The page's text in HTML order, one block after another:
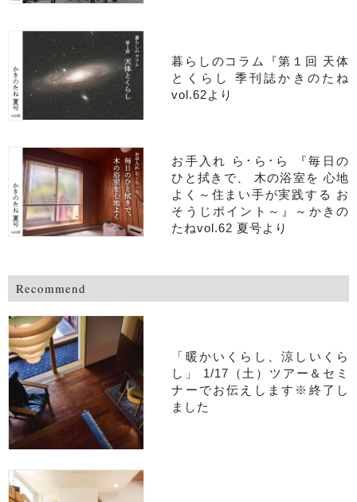
暮らしのコラム『第１回 天体
とくらし 季刊誌かきのたね
vol.62より
お手入れ ら･ら･ら 『毎日の
ひと拭きで、 木の浴室を 心地
よく～住まい手が実践する お
そうじポイント～』～かきの
たねvol.62 夏号より
Recommend
「暖かいくらし、涼しいくら
し」 1/17（土）ツアー＆セミ
ナーでお伝えします※終了し
ました